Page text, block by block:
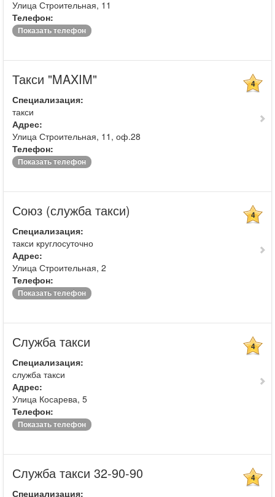
Улица Строительная, 11
Телефон:
Показать телефон
Такси "MAXIM" 4
Специализация:
такси
Адрес:
Улица Строительная, 11, оф.28
Телефон:
Показать телефон
Союз (служба такси) 4
Специализация:
такси круглосуточно
Адрес:
Улица Строительная, 2
Телефон:
Показать телефон
Служба такси 4
Специализация:
служба такси
Адрес:
Улица Косарева, 5
Телефон:
Показать телефон
Служба такси 32-90-90 4
Специализация: